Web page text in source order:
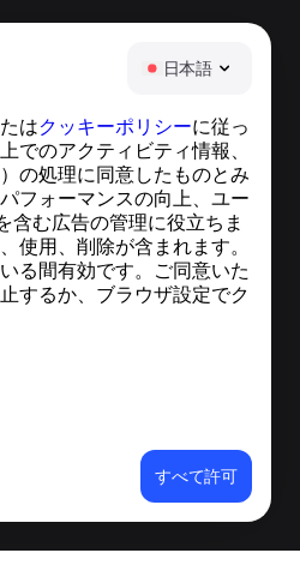
日本語
はクッキーポリシーに従っ
でのアクティビティ情報、
の処理に同意したものとみ
フォーマンスの向上、ユー
む広告の管理に役立ちま
使用、削除が含まれます。
る間有効です。ご同意いた
するか、ブラウザ設定でク
すべて許可
センター
スと記事
ェクトについて